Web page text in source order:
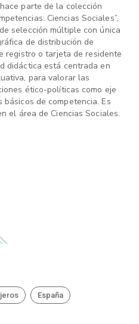
parte de la colección
Ciencias Sociales”,
selección múltiple con única
de distribución de
registro o tarjeta de residente
didáctica está centrada en
para valorar las
ético-políticas como eje
de competencia. Es
el área de Ciencias Sociales.
España